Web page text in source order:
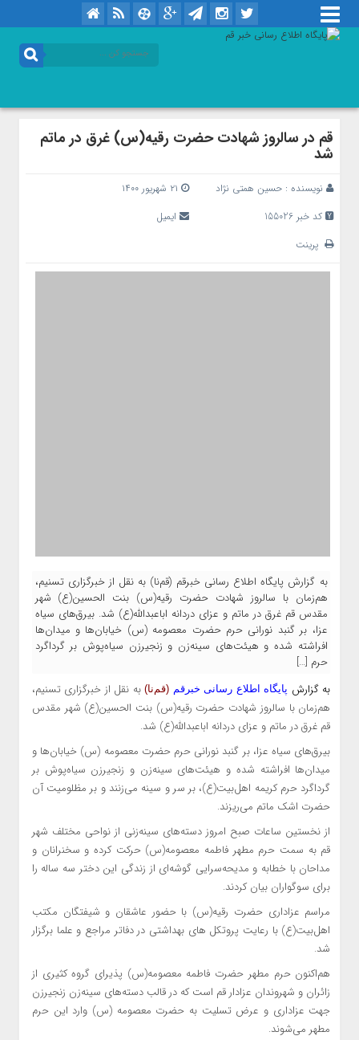
قم در سالروز شهادت حضرت رقیه(س) غرق در ماتم
شد
نویسنده : حسین همتی نژاد
کد خبر 155026
ایمیل
پرینت
به گزارش پایگاه اطلاع رسانی خبرقم (قم‌نا) به نقل از خبرگزاری تسنیم،
هم‌زمان با سالروز شهادت حضرت رقیه(س) بنت الحسین(ع) شهر
مقدس قم غرق در ماتم و عزای دردانه اباعبدالله(ع) شد. بیرق‌های سیاه
عزا، بر گنبد نورانی حرم حضرت معصومه (س) خیابان‌ها و میدان‌ها
افراشته شده و هیئت‌های سینه‌زن و زنجیرزن سیاه‌پوش بر گرداگرد
حرم […]
به گزارش پایگاه اطلاع رسانی خبرقم (قم‌نا)
به نقل از خبرگزاری تسنیم،
هم‌زمان با سالروز شهادت حضرت رقیه(س) بنت الحسین(ع) شهر مقدس
قم غرق در ماتم و عزای دردانه اباعبدالله(ع) شد.
بیرق‌های سیاه عزا، بر گنبد نورانی حرم حضرت معصومه (س) خیابان‌ها و
میدان‌ها افراشته شده و هیئت‌های سینه‌زن و زنجیرزن سیاه‌پوش بر
گرداگرد حرم کریمه اهل‌بیت(ع)، بر سر و سینه می‌زنند و بر مظلومیت آن
حضرت اشک ماتم می‌ریزند.
از نخستین ساعات صبح امروز دسته‌های سینه‌زنی از نواحی مختلف شهر
قم به سمت حرم مطهر فاطمه معصومه(س) حرکت کرده و سخنرانان و
مداحان با خطابه و مدیحه‌سرایی گوشه‌ای از زندگی این دختر سه ساله را
برای سوگواران بیان کردند.
مراسم عزاداری حضرت رقیه(س) با حضور عاشقان و شیفتگان مکتب
اهل‌بیت(ع) با رعایت پروتکل های بهداشتی در دفاتر مراجع و علما برگزار
شد.
هم‌اکنون حرم مطهر حضرت فاطمه معصومه(س) پذیرای گروه کثیری از
زائران و شهروندان عزادار قم است که در قالب دسته‌های سینه‌زن زنجیرزن
جهت عزاداری و عرض تسلیت به حضرت معصومه (س) وارد این حرم
مطهر می‌شوند.